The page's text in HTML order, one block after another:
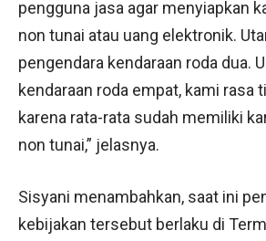
pengguna jasa agar menyiapkan
non tunai atau uang elektronik.
pengendara kendaraan roda dua.
kendaraan roda empat, kami rasa
karena rata-rata sudah memiliki
non tunai,” jelasnya.
Sisyani menambahkan, saat ini
kebijakan tersebut berlaku di